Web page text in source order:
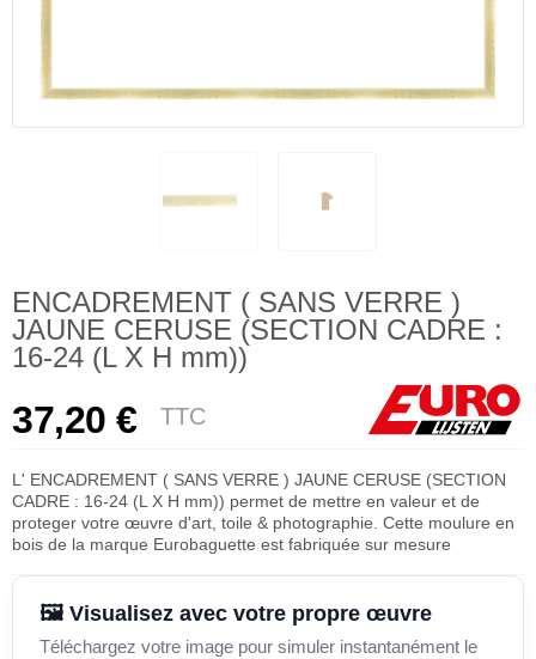
ENCADREMENT ( SANS VERRE )
JAUNE CERUSE (SECTION CADRE :
16-24 (L X H mm))
37,20 € TTC
L' ENCADREMENT ( SANS VERRE ) JAUNE CERUSE (SECTION
CADRE : 16-24 (L X H mm)) permet de mettre en valeur et de
proteger votre œuvre d'art, toile & photographie. Cette moulure en
bois de la marque Eurobaguette est fabriquée sur mesure
🖼️ Visualisez avec votre propre œuvre
Téléchargez votre image pour simuler instantanément le